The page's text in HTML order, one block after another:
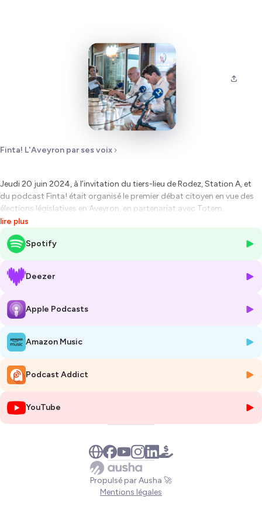
Finta! L'Aveyron par ses voix
Jeudi 20 juin 2024, à l’invitation du tiers-lieu de Rodez, Station A, et
du podcast Finta! était organisé le premier débat citoyen en vue des
élections législatives en Aveyron, en partenariat avec Totem.
Dans le contexte politique qui succède à la dissolution de l’Assemblée
nationale par Emmanuel Macron le 9 juin dernier, faire vivre le débat et
rendez-vous initiés par Station A avec le podcast Finta, qui n’ont
qu’une seule ambition : donner la parole aux citoyens. A 10 jours d’un
jamais en recomposition, les candidats sur la première
circonscription de l’Aveyron ont été invités à débattre et à répondre
aux questions des électeurs présents dans la salle.
environnement : ce sont les thèmes qui ont été abordés dans ce
débat, animé par Lola Cros, journaliste indépendante et créatrice du
podcast aveyronnais Finta !
Etaient présents :
% des voix en 2022 face à Léon Thébault.
- Léon Thébault, issu du parti des Ecologistes, il est le candidat du
nouveau Front populaire pour ces élections. Déjà candidat en 2022
lire plus
Spotify
Deezer
Apple Podcasts
Amazon Music
Podcast Addict
YouTube
Propulsé par Ausha 🚀
Mentions légales